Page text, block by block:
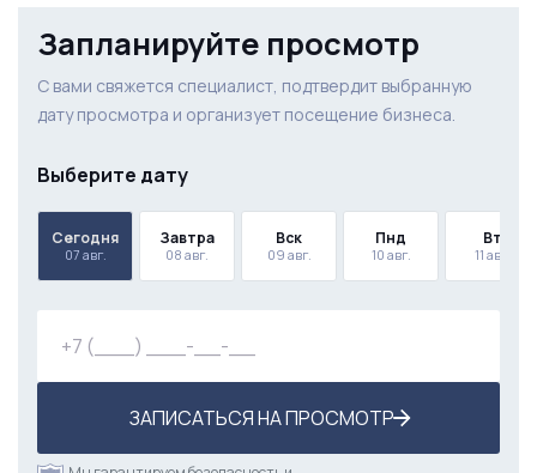
Запланируйте просмотр
С вами свяжется специалист, подтвердит выбранную
дату просмотра и организует посещение бизнеса.
Выберите дату
Сегодня
07 авг.
Завтра
08 авг.
Вск
09 авг.
Пнд
10 авг.
Вт
11 авг.
ЗАПИСАТЬСЯ НА ПРОСМОТР